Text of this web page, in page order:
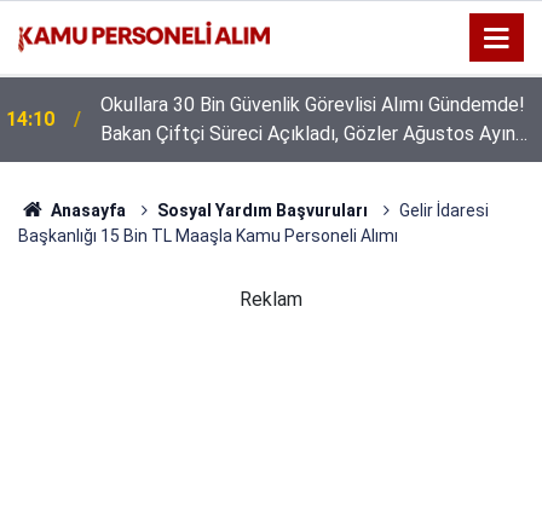
14:10
Okullara 30 Bin Güvenlik Görevlisi Alımı Gündemde!
Bakan Çiftçi Süreci Açıkladı, Gözler Ağustos Ayına
Çevrildi
Anasayfa Sosyal Yardım Başvuruları
Gelir İdaresi
Başkanlığı 15 Bin TL Maaşla Kamu Personeli Alımı
Reklam